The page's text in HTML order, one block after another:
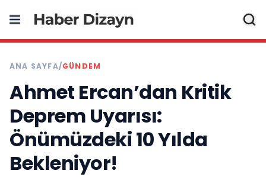
ANA SAYFA/GÜNDEM
Ahmet Ercan’dan Kritik
Deprem Uyarısı:
Önümüzdeki 10 Yılda
Bekleniyor!